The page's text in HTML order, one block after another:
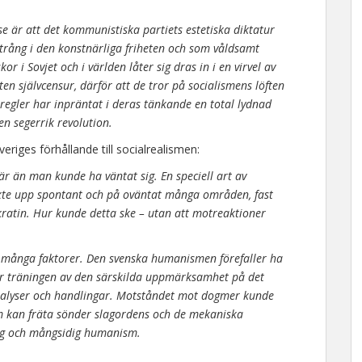
är att det kommunistiska partiets estetiska diktatur
i den konstnärliga friheten och som våldsamt
i Sovjet och i världen låter sig dras in i en virvel av
självcensur, därför att de tror på socialismens löften
har inpräntat i deras tänkande en total lydnad
segerrik revolution.
förhållande till socialrealismen:
än man kunde ha väntat sig. En speciell art av
upp spontant och på oväntat många områden, fast
Hur kunde detta ske – utan att motreaktioner
faktorer. Den svenska humanismen förefaller ha
av den särskilda uppmärksamhet på det
och handlingar. Motståndet mot dogmer kunde
fräta sönder slagordens och de mekaniska
och mångsidig humanism.